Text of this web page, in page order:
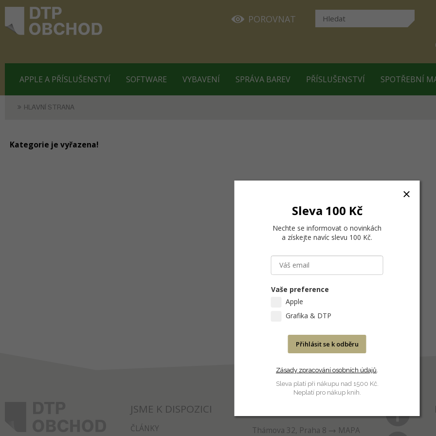
POROVNAT
APPLE A PŘÍSLUŠENSTVÍ SOFTWARE VYBAVENÍ SPRÁVA BAREV PŘÍSLUŠENSTVÍ SPOTŘEBNÍ
HLAVNÍ STRANA
Kategorie je vyřazena!
JSME K DISPOZICI
ČLÁNKY Thámova 32, Praha 8
MAPA
Sleva 100 Kč
Nechte se informovat o novinkách
a získejte navíc slevu 100 Kč.
Vaše preference
Apple
Grafika & DTP
Přihlásit se k odběru
Zásady zpracování osobních údajů.
Sleva platí při nákupu nad 1500 Kč.
Neplatí pro nákup knih.